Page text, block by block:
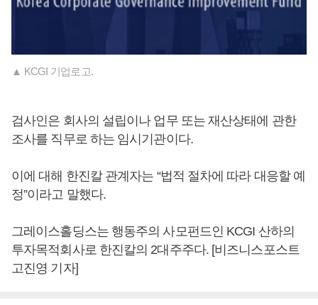
▲ KCGI 기업로고.
검사인은 회사의 설립이나 업무 또는 재산상태에 관한
조사를 직무로 하는 임시기관이다.
이에 대해 한진칼 관계자는 “법적 절차에 따라 대응할 예
정”이라고 말했다.
그레이스홀딩스는 행동주의 사모펀드인 KCGI 산하의
투자목적회사로 한진칼의 2대주주다. [비즈니스포스트
고진영 기자]